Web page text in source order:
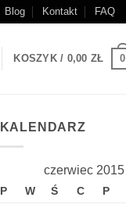
Blog Kontakt FAQ
KOSZYK / 0,00 ZŁ 0
KALENDARZ
czerwiec 2015
P W Ś C P